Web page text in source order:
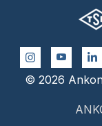
© 2026 Ankon